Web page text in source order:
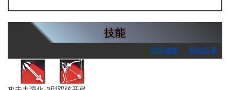
技能
回到顶部 回到目录